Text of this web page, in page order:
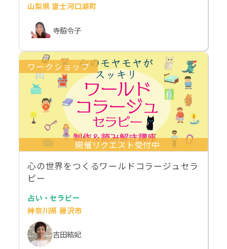
山梨県 富士河口湖町
寺脇令子
ワークショップ
開催リクエスト受付中
心の世界をつくるワールドコラージュセラ
ピー
占い・セラピー
神奈川県 藤沢市
吉田結妃